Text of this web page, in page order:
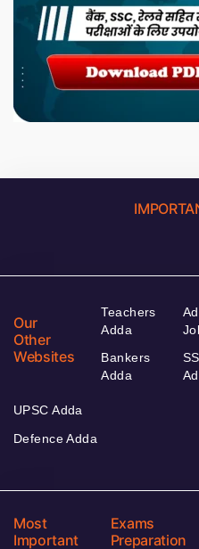
Our
Other
Websites
Teachers
Adda
Bankers
Adda
UPSC Adda
Defence Adda
Most
Important
Exams
Preparation